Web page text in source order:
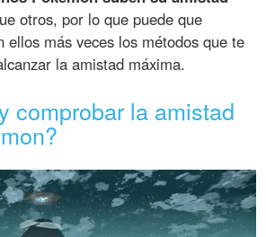
otros, por lo que puede que
ellos más veces los métodos que te
la amistad máxima.
comprobar la amistad